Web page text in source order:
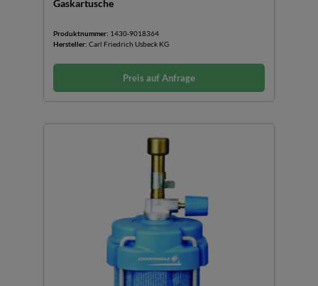
Gaskartusche
Produktnummer: 1430-9018364
Hersteller: Carl Friedrich Usbeck KG
Preis auf Anfrage